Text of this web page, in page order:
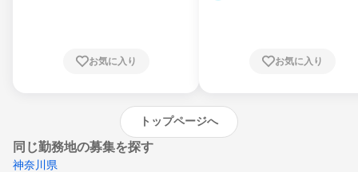
崎県、熊本県、大分県、宮崎県、鹿児島県、
お気に入り お気に入り
トップページへ
同じ勤務地の募集を探す
神奈川県